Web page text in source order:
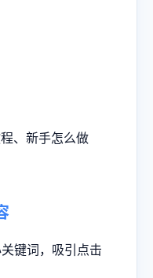
、新手怎么做
键词，吸引点击